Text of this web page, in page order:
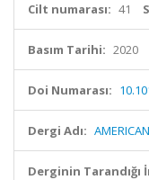
Cilt numarası: 41
Basım Tarihi: 2020
Doi Numarası:
Dergi Adı:
Derginin Tarandığı